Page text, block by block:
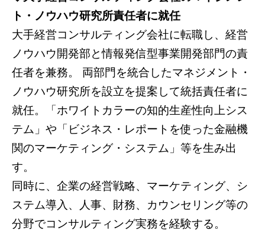
ト・ノウハウ研究所責任者に就任
大手経営コンサルティング会社に転職し、経営
ノウハウ開発部と情報発信型事業開発部門の責
任者を兼務。 両部門を統合したマネジメント・
ノウハウ研究所を設立を提案して統括責任者に
就任。「ホワイトカラーの知的生産性向上シス
テム」や「ビジネス・レポートを使った金融機
関のマーケティング・システム」等を生み出
す。
同時に、企業の経営戦略、マーケティング、シ
ステム導入、人事、財務、カウンセリング等の
分野でコンサルティング実務を経験する。